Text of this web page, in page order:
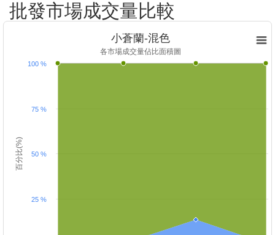
批發市場成交量比較
百分比(%)
小蒼蘭-混色
各市場成交量佔比面積圖
25 %
50 %
75 %
100 %